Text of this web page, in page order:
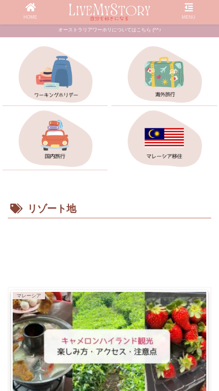
オーストラリアワーホリについてはこちら (^^♪
リゾート地
マレーシア
HOME MENU